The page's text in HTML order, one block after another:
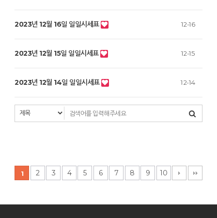
2023년 12월 16일 일일시세표 12-16
2023년 12월 15일 일일시세표 12-15
2023년 12월 14일 일일시세표 12-14
1 2 3 4 5 6 7 8 9 10